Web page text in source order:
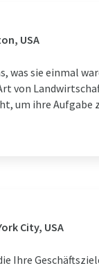
USA
was sie einmal
von
um ihre Aufgabe
City, USA
Ihre